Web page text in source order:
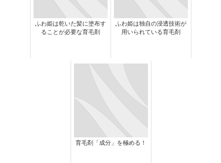
ふわ姫は乾いた髪に塗布す
ることが必要な育毛剤
ふわ姫は独自の浸透技術が
用いられている育毛剤
育毛剤「成分」を極める！